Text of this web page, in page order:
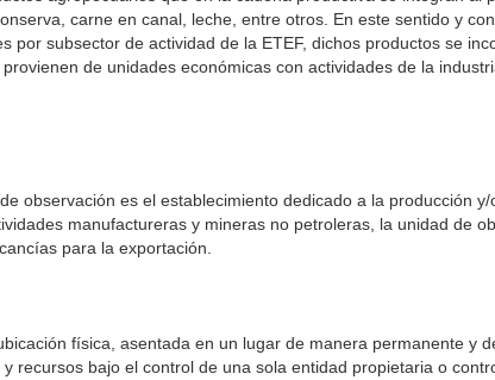
carne en canal, leche, entre otros. En este sentido y
por subsector de actividad de la ETEF, dichos productos se
de unidades económicas con actividades de la
observación es el establecimiento dedicado a la producción
manufactureras y mineras no petroleras, la unidad de
para la exportación.
física, asentada en un lugar de manera permanente y
recursos bajo el control de una sola entidad propietaria o